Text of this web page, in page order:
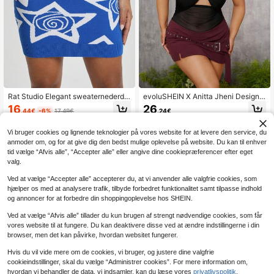
Rat Studio Elegant sweaternederdel
med kunstnerisk stjernemønster, til f
erie, fest, festival, Ibiza-fits
16.44€ -6% 17.49€
evoluSHEIN X Anitta Jheni Designe
r Plus Size Sexet Lav Talje Mini Ne
derdel, Sommer, Ferie, Fest, Thanks
26.24€
Vi bruger cookies og lignende teknologier på vores website for at levere den service, du
anmoder om, og for at give dig den bedst mulige oplevelse på website. Du kan til enhver
tid vælge “Afvis alle”, “Accepter alle” eller angive dine cookiepræferencer efter eget
valg.
Ved at vælge “Accepter alle” accepterer du, at vi anvender alle valgfrie cookies, som
hjælper os med at analysere trafik, tilbyde forbedret funktionalitet samt tilpasse indhold
og annoncer for at forbedre din shoppingoplevelse hos SHEIN.
Ved at vælge “Afvis alle” tillader du kun brugen af strengt nødvendige cookies, som får
vores website til at fungere. Du kan deaktivere disse ved at ændre indstillingerne i din
browser, men det kan påvirke, hvordan websitet fungerer.
Hvis du vil vide mere om de cookies, vi bruger, og justere dine valgfrie
cookieindstillinger, skal du vælge “Administrer cookies”. For mere information om,
hvordan vi behandler de data, vi indsamler, kan du læse vores privatlivspolitik